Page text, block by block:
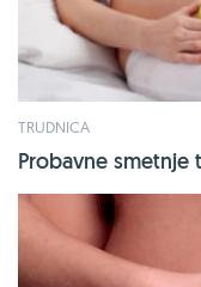
TRUDNICA
Probavne